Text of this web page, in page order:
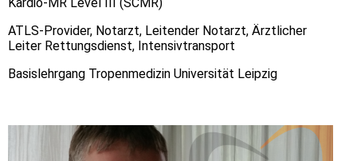
ATLS-Provider, Notarzt, Leitender Notarzt, Ärztlicher
Leiter Rettungsdienst, Intensivtransport
Basislehrgang Tropenmedizin Universität Leipzig